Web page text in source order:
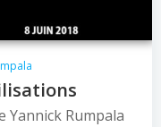
Yannick Rumpala